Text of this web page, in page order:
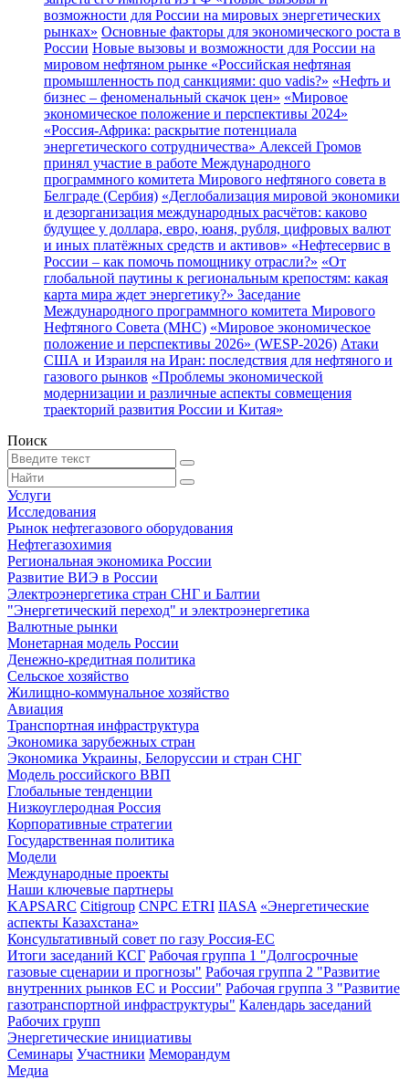
возможности для России на мировых энергетических
рынках» Основные факторы для экономического роста в
России Новые вызовы и возможности для России на
мировом нефтяном рынке «Российская нефтяная
промышленность под санкциями: quo vadis?» «Нефть и
бизнес – феноменальный скачок цен» «Мировое
экономическое положение и перспективы 2024»
«Россия-Африка: раскрытие потенциала
энергетического сотрудничества» Алексей Громов
принял участие в работе Международного
программного комитета Мирового нефтяного совета в
Белграде (Сербия) «Деглобализация мировой экономики
и дезорганизация международных расчётов: каково
будущее у доллара, евро, юаня, рубля, цифровых валют
и иных платёжных средств и активов» «Нефтесервис в
России – как помочь помощнику отрасли?» «От
глобальной паутины к региональным крепостям: какая
карта мира ждет энергетику?» Заседание
Международного программного комитета Мирового
Нефтяного Совета (МНС) «Мировое экономическое
положение и перспективы 2026» (WESP-2026) Атаки
США и Израиля на Иран: последствия для нефтяного и
газового рынков «Проблемы экономической
модернизации и различные аспекты совмещения
траекторий развития России и Китая»
Поиск
Услуги
Исследования
Рынок нефтегазового оборудования
Нефтегазохимия
Региональная экономика России
Развитие ВИЭ в России
Электроэнергетика стран СНГ и Балтии
"Энергетический переход" и электроэнергетика
Валютные рынки
Монетарная модель России
Денежно-кредитная политика
Сельское хозяйство
Жилищно-коммунальное хозяйство
Авиация
Транспортная инфраструктура
Экономика зарубежных стран
Экономика Украины, Белоруссии и стран СНГ
Модель российского ВВП
Глобальные тенденции
Низкоуглеродная Россия
Корпоративные стратегии
Государственная политика
Модели
Международные проекты
Наши ключевые партнеры
KAPSARC Citigroup CNPC ETRI IIASA «Энергетические
аспекты Казахстана»
Консультативный совет по газу Россия-ЕС
Итоги заседаний КСГ Рабочая группа 1 "Долгосрочные
газовые сценарии и прогнозы" Рабочая группа 2 "Развитие
внутренних рынков ЕС и России" Рабочая группа 3 "Развитие
газотранспортной инфраструктуры" Календарь заседаний
Рабочих групп
Энергетические инициативы
Семинары Участники Меморандум
Медиа